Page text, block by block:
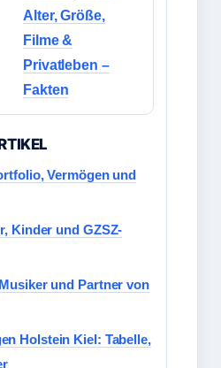
Alter, Größe,
Filme &
Privatleben –
Fakten
Vermögen und
Kinder und GZSZ-
und Partner von
Holstein Kiel: Tabelle,